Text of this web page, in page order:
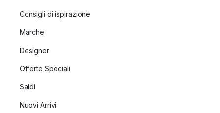
Consigli di ispirazione
Marche
Designer
Offerte Speciali
Saldi
Nuovi Arrivi